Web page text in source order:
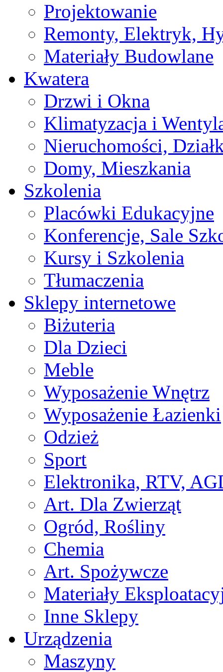
Projektowanie
Remonty, Elektryk,
Materiały Budowlane
Kwatera
Drzwi i Okna
Klimatyzacja i
Nieruchomości,
Domy, Mieszkania
Szkolenia
Placówki Edukacyjne
Konferencje, Sale
Kursy i Szkolenia
Tłumaczenia
Sklepy internetowe
Biżuteria
Dla Dzieci
Meble
Wyposażenie Wnętrz
Wyposażenie Łazienki
Odzież
Sport
Elektronika, RTV,
Art. Dla Zwierząt
Ogród, Rośliny
Chemia
Art. Spożywcze
Materiały
Inne Sklepy
Urządzenia
Maszyny